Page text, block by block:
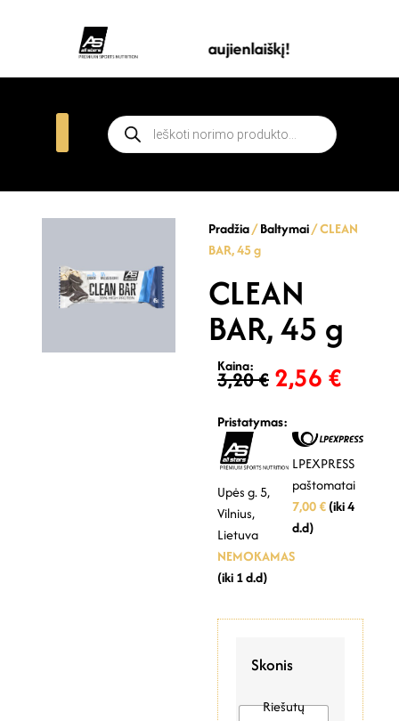
Prenumeruokite all stars naujienlaiškį!
Pradžia/Baltymai/ CLEAN
BAR, 45 g
CLEAN
BAR, 45 g
Kaina:
3,20€ 2,56 €
Pristatymas:
Upės g. 5,
Vilnius,
Lietuva
NEMOKAMAS
(iki 1 d.d)
LPEXPRESS
paštomatai
7,00 €(iki 4
d.d)
Skonis
Riešutų